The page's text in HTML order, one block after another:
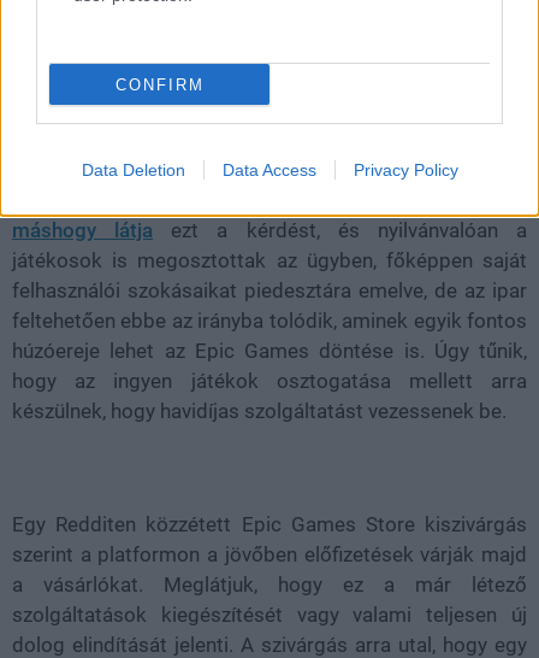
CONFIRM
Data Deletion Data Access Privacy Policy
felhasználóknak, de az üzleti modell is működőképes
lehet, ha egyébként már a Ubisoft is azt a kérdést
pedzegeti, hogy itt az idő megbarátkozni a gondolattal,
máshogy látja ezt a kérdést, és nyilvánvalóan a
játékosok is megosztottak az ügyben, főképpen saját
felhasználói szokásaikat piedesztára emelve, de az ipar
feltehetően ebbe az irányba tolódik, aminek egyik fontos
húzóereje lehet az Epic Games döntése is. Úgy tűnik,
hogy az ingyen játékok osztogatása mellett arra
készülnek, hogy havidíjas szolgáltatást vezessenek be.
Egy Redditen közzétett Epic Games Store kiszivárgás
szerint a platformon a jövőben előfizetések várják majd
a vásárlókat. Meglátjuk, hogy ez a már létező
szolgáltatások kiegészítését vagy valami teljesen új
dolog elindítását jelenti. A szivárgás arra utal, hogy egy